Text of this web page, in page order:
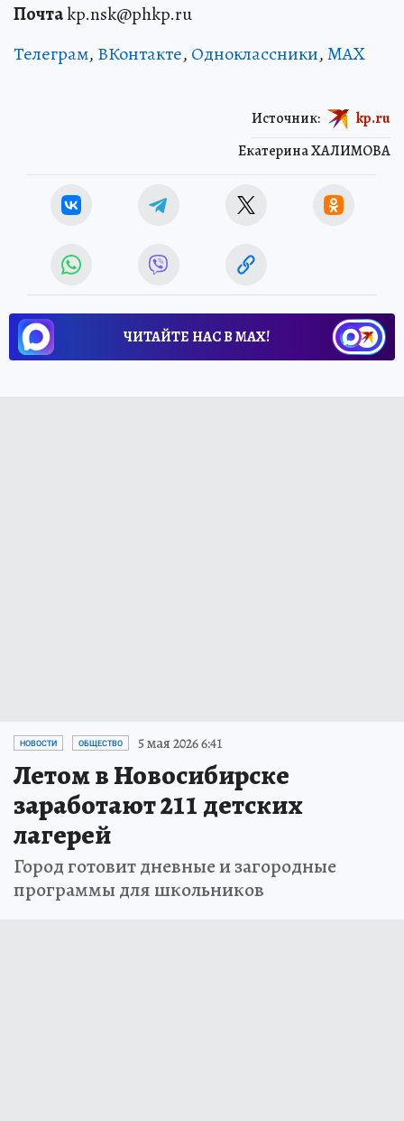
Почтаkp.nsk@phkp.ru
Телеграм, ВКонтакте, Одноклассники,MAX
Екатерина ХАЛИМОВА
Источник: kp.ru
ЧИТАЙТЕ НАС В МАХ!
НОВОСТИ ОБЩЕСТВО 5 мая 2026 6:41
Летом в Новосибирске
заработают 211 детских
лагерей
Город готовит дневные и загородные
программы для школьников